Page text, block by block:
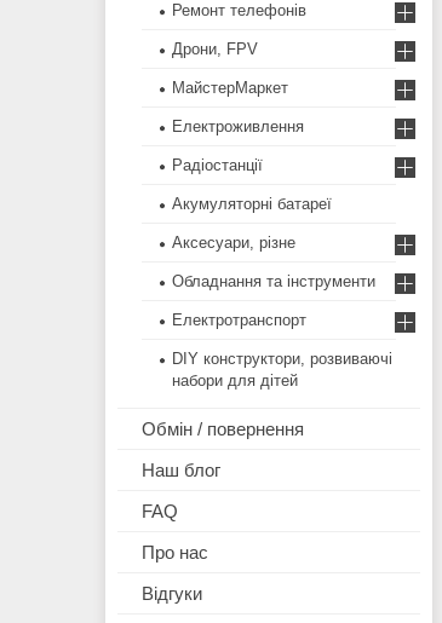
Ремонт телефонів
Дрони, FPV
МайстерМаркет
Електроживлення
Радіостанції
Акумуляторні батареї
Аксесуари, різне
Обладнання та інструменти
Електротранспорт
DIY конструктори, розвиваючі
набори для дітей
Обмін / повернення
Наш блог
FAQ
Про нас
Відгуки